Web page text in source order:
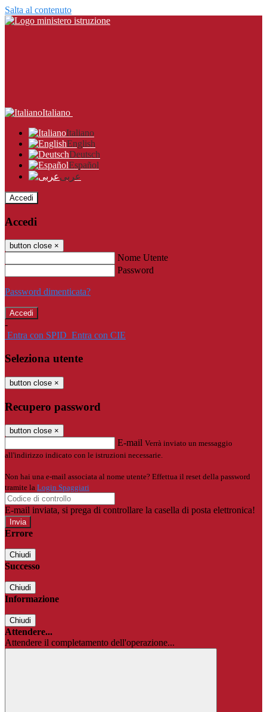
Salta al contenuto
Italiano
Italiano
English
Deutsch
Español
عربى
Accedi
Accedi
button close ×
Nome Utente
Password
Password dimenticata?
-
Entra con SPID Entra con CIE
Seleziona utente
button close ×
Recupero password
button close ×
E-mail Verrà inviato un messaggio
all'indirizzo indicato con le istruzioni necessarie.
Non hai una e-mail associata al nome utente? Effettua il reset della password
tramite la Login Spaggiari
E-mail inviata, si prega di controllare la casella di posta elettronica!
Errore
Chiudi
Successo
Chiudi
Informazione
Chiudi
Attendere...
Attendere il completamento dell'operazione...